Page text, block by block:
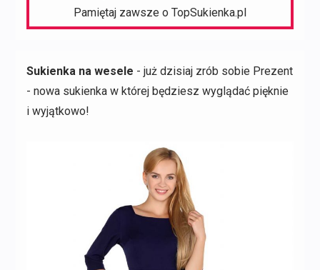
Pamiętaj zawsze o TopSukienka.pl
Sukienka na wesele - już dzisiaj zrób sobie Prezent
- nowa sukienka w której będziesz wyglądać pięknie
i wyjątkowo!